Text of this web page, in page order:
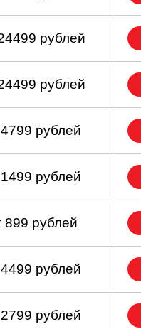
рублей
рублей
рублей
рублей
899 рублей
рублей
рублей